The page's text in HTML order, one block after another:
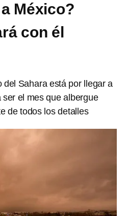
México?
con él
del Sahara está por llegar a
el mes que albergue
de todos los detalles